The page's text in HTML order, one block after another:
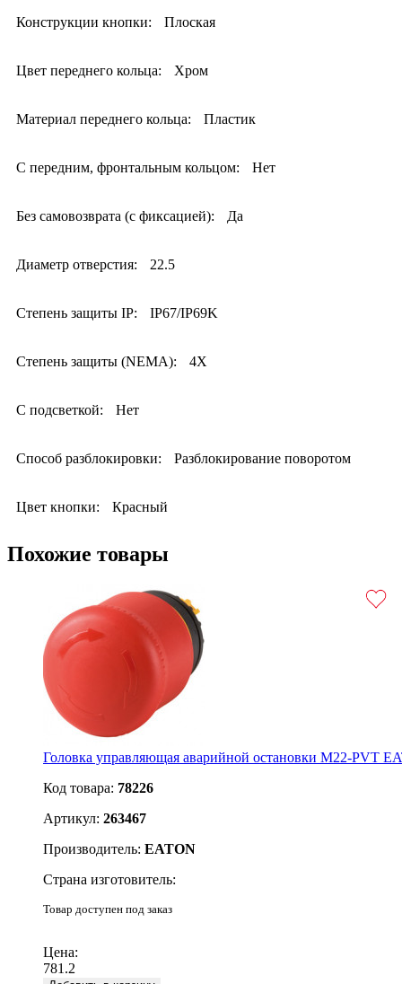
Конструкции кнопки: Плоская
Цвет переднего кольца: Хром
Материал переднего кольца: Пластик
С передним, фронтальным кольцом: Нет
Без самовозврата (с фиксацией): Да
Диаметр отверстия: 22.5
Степень защиты IP: IP67/IP69K
Степень защиты (NEMA): 4X
С подсветкой: Нет
Способ разблокировки: Разблокирование поворотом
Цвет кнопки: Красный
Похожие товары
Головка управляющая аварийной остановки M22-PVT
Код товара: 78226
Артикул: 263467
Производитель: EATON
Страна изготовитель:
Товар доступен под заказ
Цена:
781.2